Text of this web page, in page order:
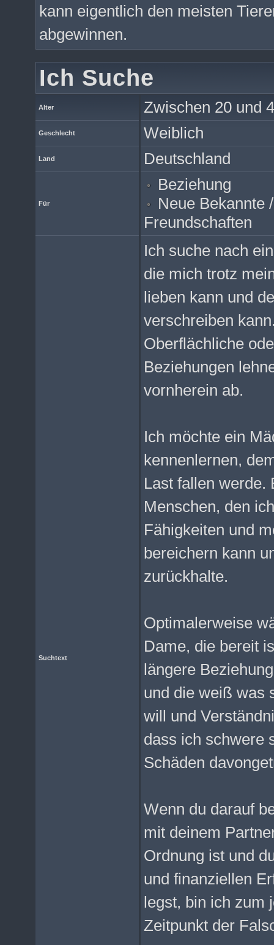
kann eigentlich den meisten
abgewinnen.
Ich Suche
Alter Zwischen 20 und
Geschlecht Weiblich
Land Deutschland
Für
Beziehung
Neue Bekannte /
Freundschaften
Suchtext
Ich suche nach
die mich trotz
lieben kann und
verschreiben
Oberflächliche
Beziehungen
vornherein ab.
Ich möchte ein
kennenlernen,
Last fallen werde.
Menschen, den
Fähigkeiten und
bereichern kann
zurückhalte.
Optimalerweise
Dame, die bereit
längere
und die weiß was
will und
dass ich schwere
Schäden
Wenn du darauf
mit deinem
Ordnung ist und
und finanziellen
legst, bin ich zum
Zeitpunkt der